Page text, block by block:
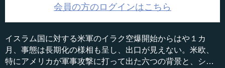
会員の方のログインはこちら
イスラム国に対する米軍のイラク空爆開始からはや１カ
月、事態は長期化の様相も呈し、出口が見えない。米欧、
特にアメリカが軍事攻撃に打って出た六つの背景と、シリ